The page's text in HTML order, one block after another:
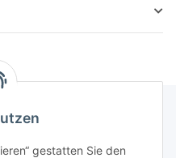
gestatten Sie den